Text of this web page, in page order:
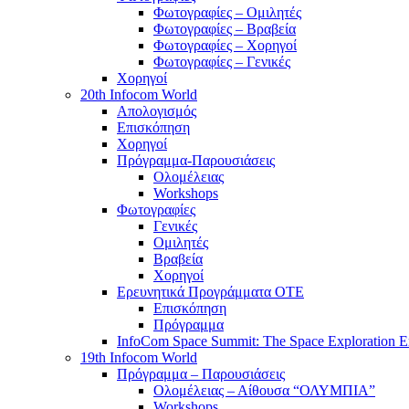
Φωτογραφίες – Ομιλητές
Φωτογραφίες – Βραβεία
Φωτογραφίες – Χορηγοί
Φωτογραφίες – Γενικές
Χορηγοί
20th Infocom World
Απολογισμός
Επισκόπηση
Χορηγοί
Πρόγραμμα-Παρουσιάσεις
Ολομέλειας
Workshops
Φωτογραφίες
Γενικές
Ομιλητές
Βραβεία
Χορηγοί
Ερευνητικά Προγράμματα ΟΤΕ
Επισκόπηση
Πρόγραμμα
InfoCom Space Summit: The Space Exploration
19th Infocom World
Πρόγραμμα – Παρουσιάσεις
Ολομέλειας – Αίθουσα “ΟΛΥΜΠΙΑ”